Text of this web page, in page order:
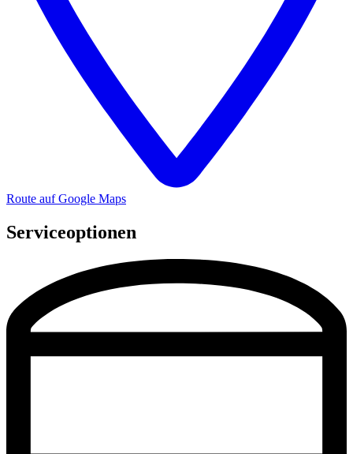
Route auf Google Maps
Serviceoptionen